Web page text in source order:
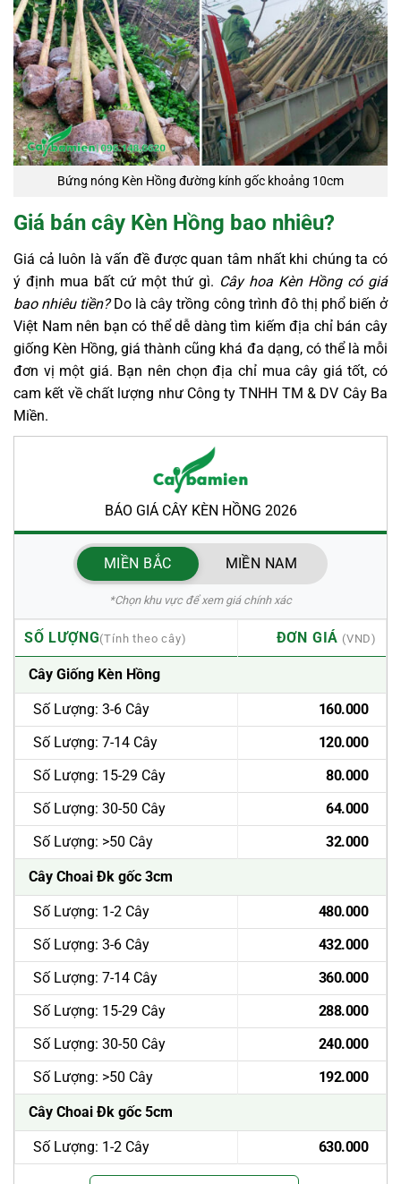
Bứng nóng Kèn Hồng đường kính gốc khoảng 10cm
Giá bán cây Kèn Hồng bao nhiêu?
Giá cả luôn là vấn đề được quan tâm nhất khi chúng ta có
ý định mua bất cứ một thứ gì. Cây hoa Kèn Hồng có giá
bao nhiêu tiền?Do là cây trồng công trình đô thị phổ biến ở
Việt Nam nên bạn có thể dễ dàng tìm kiếm địa chỉ bán cây
giống Kèn Hồng, giá thành cũng khá đa dạng, có thể là mỗi
đơn vị một giá. Bạn nên chọn địa chỉ mua cây giá tốt, có
cam kết về chất lượng như Công ty TNHH TM & DV Cây Ba
Miền.
BÁO GIÁ CÂY KÈN HỒNG 2026
MIỀN BẮC MIỀN NAM
*Chọn khu vực để xem giá chính xác
SỐ LƯỢNG ĐƠN GIÁ
Cây Giống Kèn Hồng
Số Lượng: 3-6 Cây
160.000
Số Lượng: 7-14 Cây
120.000
Số Lượng: 15-29 Cây
80.000
Số Lượng: 30-50 Cây
64.000
Số Lượng: >50 Cây
32.000
Cây Choai Đk gốc 3cm
Số Lượng: 1-2 Cây
480.000
Số Lượng: 3-6 Cây
432.000
Số Lượng: 7-14 Cây
360.000
Số Lượng: 15-29 Cây
288.000
Số Lượng: 30-50 Cây
240.000
Số Lượng: >50 Cây
192.000
Cây Choai Đk gốc 5cm
Số Lượng: 1-2 Cây 630.000